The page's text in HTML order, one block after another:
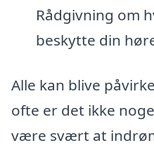
Rådgivning om
beskytte din
Alle kan blive
ofte er det ikke
være svært at